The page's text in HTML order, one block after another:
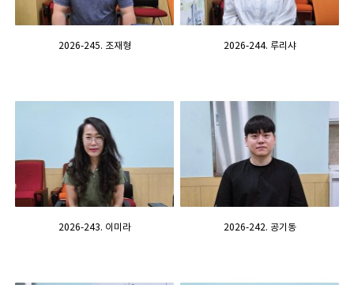
2026-245. 조재형 2026-244. 루리샤
2026-243. 이미라 2026-242. 공기동